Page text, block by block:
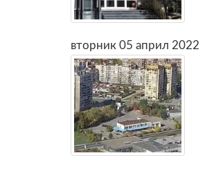
вторник 05 април 2022